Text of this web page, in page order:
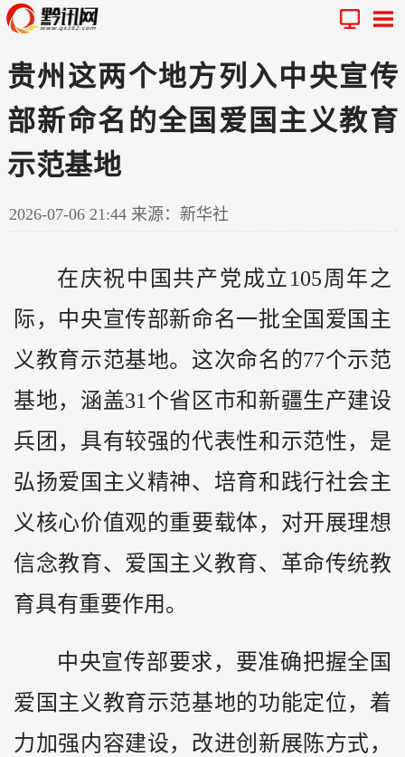
贵州这两个地方列入中央宣传
部新命名的全国爱国主义教育
示范基地
2026-07-06 21:44 来源：新华社
在庆祝中国共产党成立105周年之
际，中央宣传部新命名一批全国爱国主
义教育示范基地。这次命名的77个示范
基地，涵盖31个省区市和新疆生产建设
兵团，具有较强的代表性和示范性，是
弘扬爱国主义精神、培育和践行社会主
义核心价值观的重要载体，对开展理想
信念教育、爱国主义教育、革命传统教
育具有重要作用。
中央宣传部要求，要准确把握全国
爱国主义教育示范基地的功能定位，着
力加强内容建设，改进创新展陈方式，